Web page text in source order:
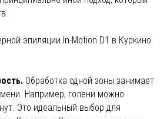
эпиляции In-Motion D1 в Куркино
Обработка одной зоны занимает
Например, голени можно
Это идеальный выбор для